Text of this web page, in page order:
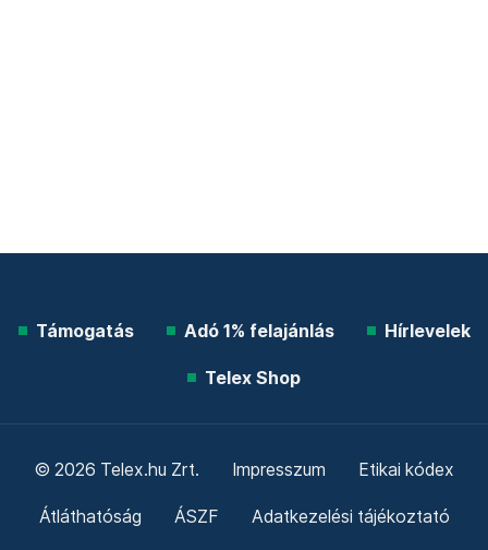
Támogatás Adó 1% felajánlás Hírlevelek
Telex Shop
© 2026 Telex.hu Zrt. Impresszum Etikai kódex
Átláthatóság ÁSZF Adatkezelési tájékoztató